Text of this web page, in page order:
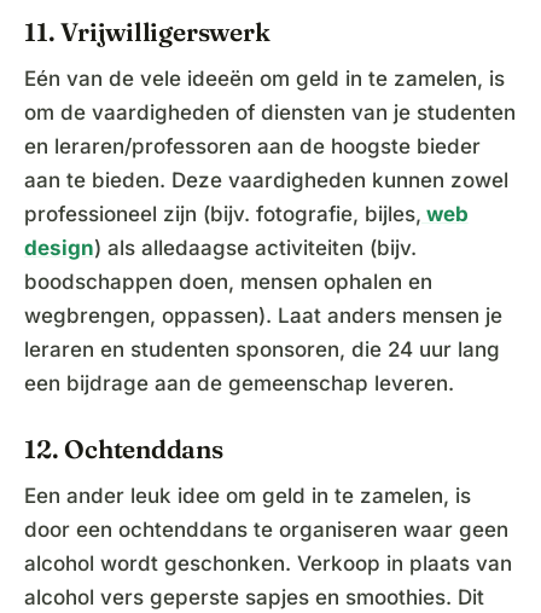
11. Vrijwilligerswerk
Eén van de vele ideeën om geld in te zamelen, is
om de vaardigheden of diensten van je studenten
en leraren/professoren aan de hoogste bieder
aan te bieden. Deze vaardigheden kunnen zowel
professioneel zijn (bijv. fotografie, bijles, web
design) als alledaagse activiteiten (bijv.
boodschappen doen, mensen ophalen en
wegbrengen, oppassen). Laat anders mensen je
leraren en studenten sponsoren, die 24 uur lang
een bijdrage aan de gemeenschap leveren.
12. Ochtenddans
Een ander leuk idee om geld in te zamelen, is
door een ochtenddans te organiseren waar geen
alcohol wordt geschonken. Verkoop in plaats van
alcohol vers geperste sapjes en smoothies. Dit